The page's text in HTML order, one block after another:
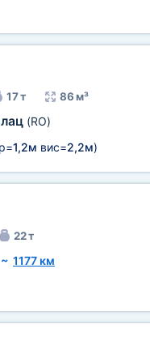
17 т 86 м³
(RO)
1,2м вис=2,2м)
22 т
~ 1177 км